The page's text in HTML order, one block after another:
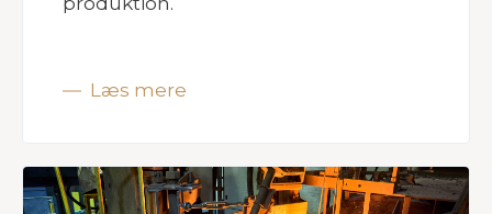
Læs mere